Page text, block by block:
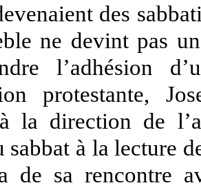
des
ne devint pas
l’adhésion
protestante,
la direction de
sabbat à la lecture
de sa rencontre